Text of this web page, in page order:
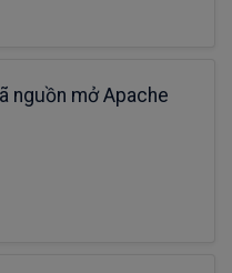
nguồn mở Apache